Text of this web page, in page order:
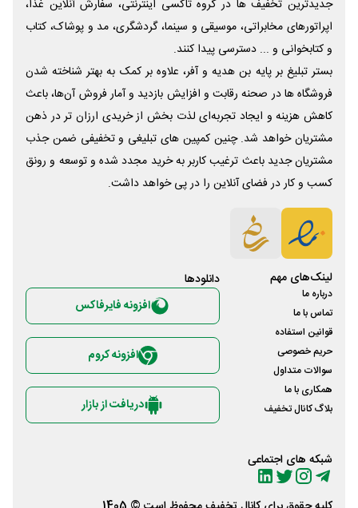
جدیدترین تخفیف ها در گروه تاکسی اینترنتی، سفارش آنلاین غذا،
اپراتورهای مخابراتی، موسیقی و سینما، گردشگری، مد و پوشاک، کتاب
و کتابخوانی و ... دسترسی پیدا کنند.
بستر تبلیغ بر پایه بن هدیه و آفر، علاوه بر کمک به بهتر شناخته شدن
فروشگاه ها در صحنه رقابت و افزایش بازدید و آمار فروش آن‌ها، باعث
کاهش هزینه و ایجاد تجربه‌ای لذت بخش از خریدی ارزان تر در ذهن
مشتریان خواهد شد. چنین کمپین های تبلیغی و تخفیفی ضمن جذب
مشتریان جدید باعث ترغیب کاربر به خرید مجدد شده و توسعه و رونق
کسب و کار در فضای آنلاین را در پی خواهد داشت.
لینک‌های مهم
درباره ما
تماس با ما
قوانین استفاده
حریم خصوصی
سوالات متداول
همکاری با ما
بلاگ کانال تخفیف
شبکه های اجتماعی
دانلود‌ها
افزونه فایرفاکس
افزونه کروم
دریافت از بازار